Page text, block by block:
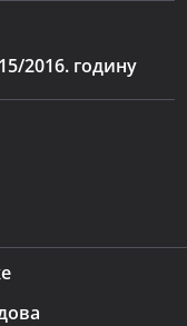
2016. годину